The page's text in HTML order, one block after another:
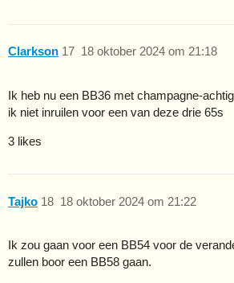
Clarkson 18 oktober 2024 om 21:18
17
Ik heb nu een BB36 met champagne-
ik niet inruilen voor een van deze drie 65s
3 likes
Tajko 18 oktober 2024 om 21:22
18
Ik zou gaan voor een BB54 voor de
zullen boor een BB58 gaan.